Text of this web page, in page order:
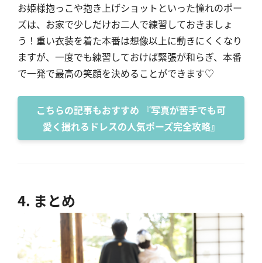
お姫様抱っこや抱き上げショットといった憧れのポー
ズは、お家で少しだけお二人で練習しておきましょ
う！重い衣装を着た本番は想像以上に動きにくくなり
ますが、一度でも練習しておけば緊張が和らぎ、本番
で一発で最高の笑顔を決めることができます♡
こちらの記事もおすすめ 『写真が苦手でも可
愛く撮れるドレスの人気ポーズ完全攻略』
4. まとめ